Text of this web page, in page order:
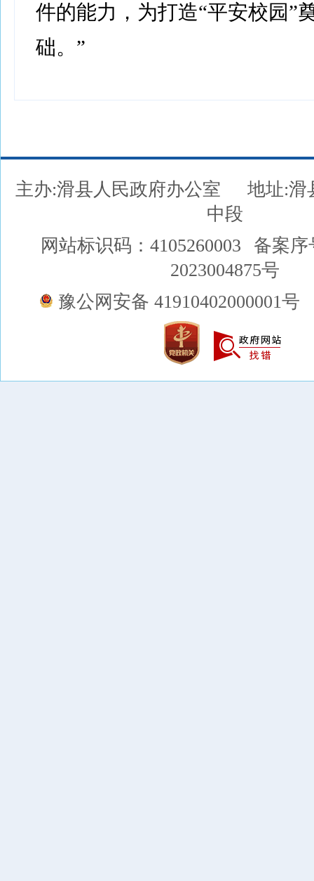
件的能力，为打造“平安校园”
础。”
主办:滑县人民政府办公室
地址:滑
中段
网站标识码：4105260003
备案序
2023004875号
豫公网安备 41910402000001号